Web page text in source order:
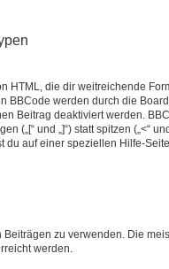
HTML, die dir weitreichende
BBCode werden durch die
Beitrag deaktiviert werden.
(„[“ und „]“) statt spitzen („<“
du auf einer speziellen Hilfe-
zu verwenden. Die
werden.